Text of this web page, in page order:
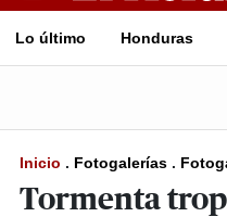
Lo último Honduras
Inicio . Fotogalerías .
Tormenta